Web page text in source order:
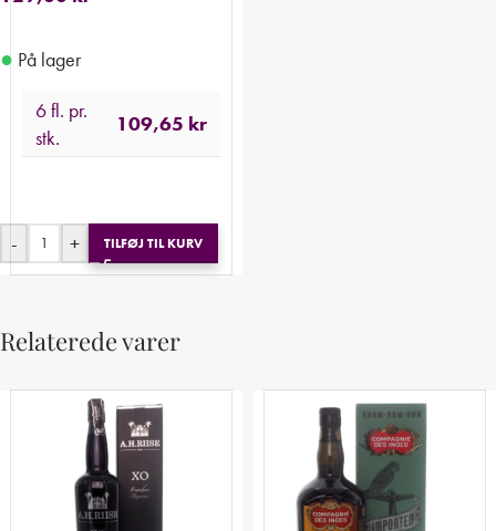
● På lager
6 fl. pr.
stk.
109,65 kr
- + TILFØJ TIL KURV
Relaterede varer